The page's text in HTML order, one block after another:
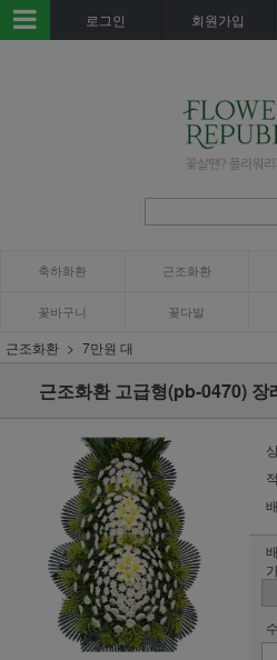
로그인 회원가입
축하화환 근조화환
꽃바구니 꽃다발
근조화환 7만원 대
근조화환 고급형(pb-0470)